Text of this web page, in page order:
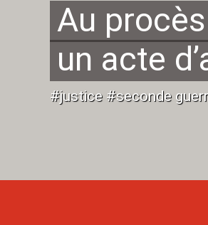
Au
un acte
#justice #seconde